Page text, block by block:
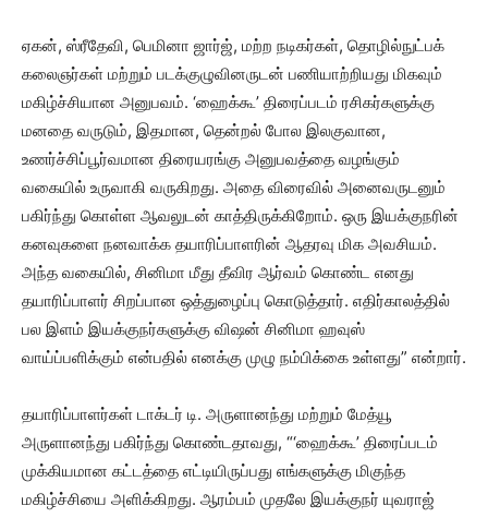
ஏகன், ஸ்ரீதேவி, பெமினா ஜார்ஜ், மற்ற நடிகர்கள், தொழில்நுட்பக்
கலைஞர்கள் மற்றும் படக்குழுவினருடன் பணியாற்றியது மிகவும்
மகிழ்ச்சியான அனுபவம். ‘ஹைக்கூ’ திரைப்படம் ரசிகர்களுக்கு
மனதை வருடும், இதமான, தென்றல் போல இலகுவான,
உணர்ச்சிப்பூர்வமான திரையரங்கு அனுபவத்தை வழங்கும்
வகையில் உருவாகி வருகிறது. அதை விரைவில் அனைவருடனும்
பகிர்ந்து கொள்ள ஆவலுடன் காத்திருக்கிறோம். ஒரு இயக்குநரின்
கனவுகளை நனவாக்க தயாரிப்பாளரின் ஆதரவு மிக அவசியம்.
அந்த வகையில், சினிமா மீது தீவிர ஆர்வம் கொண்ட எனது
தயாரிப்பாளர் சிறப்பான ஒத்துழைப்பு கொடுத்தார். எதிர்காலத்தில்
பல இளம் இயக்குநர்களுக்கு விஷன் சினிமா ஹவுஸ்
வாய்ப்பளிக்கும் என்பதில் எனக்கு முழு நம்பிக்கை உள்ளது” என்றார்.
தயாரிப்பாளர்கள் டாக்டர் டி. அருளானந்து மற்றும் மேத்யூ
அருளானந்து பகிர்ந்து கொண்டதாவது, “‘ஹைக்கூ’ திரைப்படம்
முக்கியமான கட்டத்தை எட்டியிருப்பது எங்களுக்கு மிகுந்த
மகிழ்ச்சியை அளிக்கிறது. ஆரம்பம் முதலே இயக்குநர் யுவராஜ்